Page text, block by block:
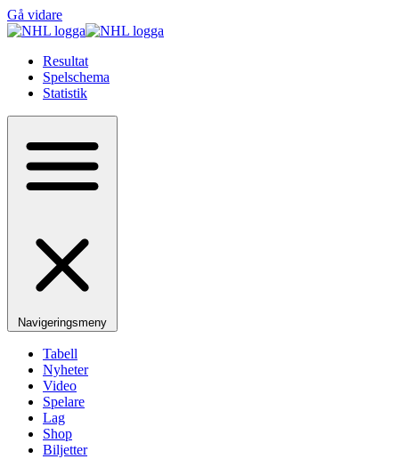
Gå vidare
Resultat
Spelschema
Statistik
Navigeringsmeny
Tabell
Nyheter
Video
Spelare
Lag
Shop
Biljetter